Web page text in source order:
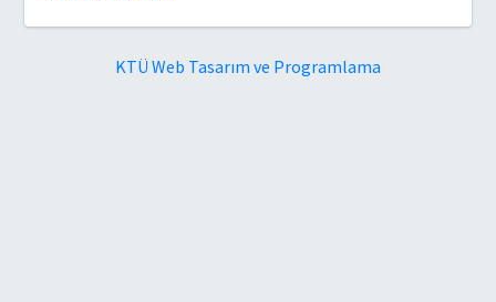
KTÜ Web Tasarım ve Programlama